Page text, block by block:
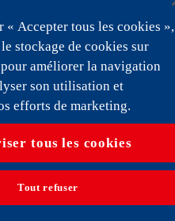
favori de SUTTERO
« Accepter tous les cookies »,
stockage de cookies sur
améliorer la navigation
son utilisation et
efforts de marketing.
tous les cookies
Tout refuser